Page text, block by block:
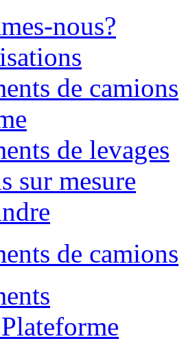
nous?
de camions
de levages
sur mesure
de camions
Plateforme